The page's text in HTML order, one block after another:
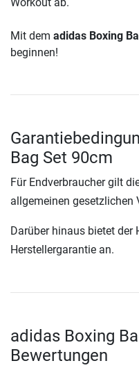
Mit dem adidas Boxing
beginnen!
Bag Set 90cm
Für Endverbraucher gilt
allgemeinen gesetzlichen
Darüber hinaus bietet der
Herstellergarantie an.
adidas Boxing
Bewertungen